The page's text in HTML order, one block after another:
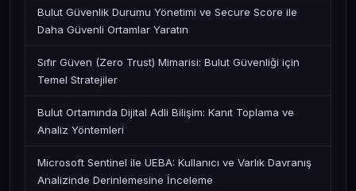
Bulut Güvenlik Durumu Yönetimi ve Secure Score ile
Daha Güvenli Ortamlar Yaratın
Sıfır Güven (Zero Trust) Mimarisi: Bulut Güvenliği için
Temel Stratejiler
Bulut Ortamında Dijital Adli Bilişim: Kanıt Toplama ve
Analiz Yöntemleri
Microsoft Sentinel ile UEBA: Kullanıcı ve Varlık Davranış
Analizinde Derinlemesine İnceleme